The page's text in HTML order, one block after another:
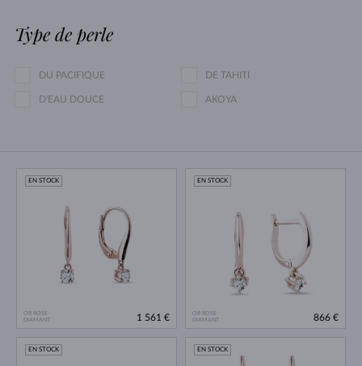
Type de perle
DU PACIFIQUE DE TAHITI
D'EAU DOUCE AKOYA
OR ROSE
DIAMANT
EN STOCK
1 561 €
OR ROSE
DIAMANT
EN STOCK
866 €
EN STOCK EN STOCK